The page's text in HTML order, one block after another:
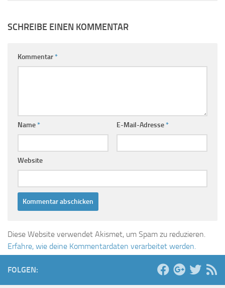
SCHREIBE EINEN KOMMENTAR
Kommentar*
Name* E-Mail-Adresse*
Website
Diese Website verwendet Akismet, um Spam zu reduzieren.
Erfahre, wie deine Kommentardaten verarbeitet werden.
FOLGEN: